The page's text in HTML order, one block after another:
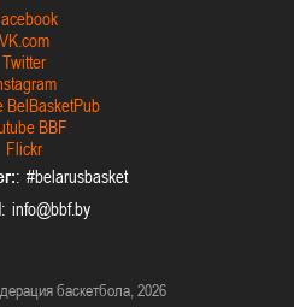
VK.com
Twitter
BelBasketPub
BBF
Flickr
: #belarusbasket
:
баскетбола, 2026